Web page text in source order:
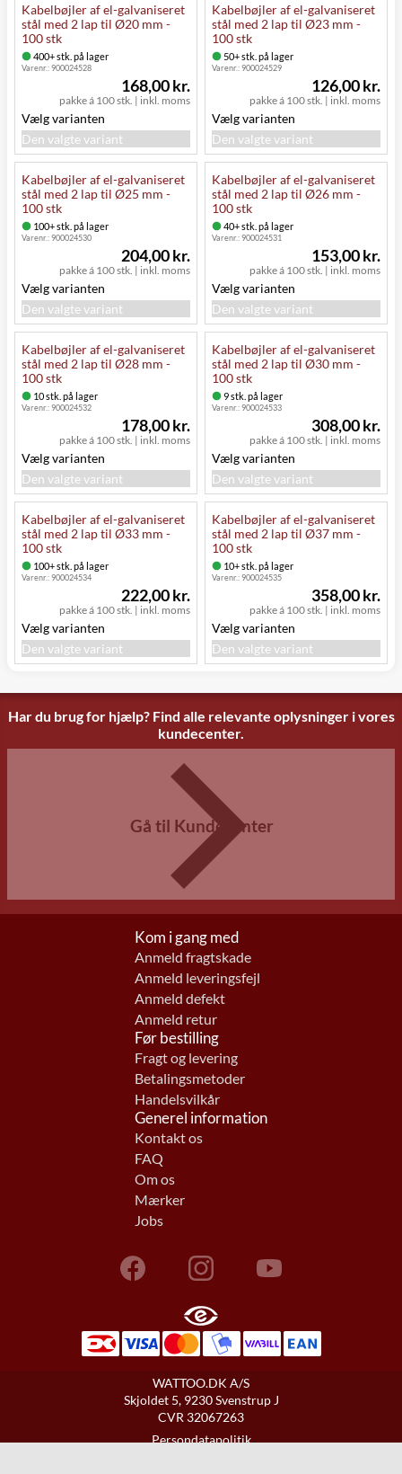
Kabelbøjler af el-galvaniseret
stål med 2 lap til Ø20 mm -
100 stk
400+ stk. på lager
Varenr.:900024528
pakke á 100 stk. | inkl. moms
168,00 kr.
Vælg varianten
Den valgte variant
Kabelbøjler af el-galvaniseret
stål med 2 lap til Ø23 mm -
100 stk
50+ stk. på lager
Varenr.:900024529
pakke á 100 stk. | inkl. moms
126,00 kr.
Vælg varianten
Den valgte variant
Kabelbøjler af el-galvaniseret
stål med 2 lap til Ø25 mm -
100 stk
100+ stk. på lager
Varenr.:900024530
pakke á 100 stk. | inkl. moms
204,00 kr.
Vælg varianten
Den valgte variant
Kabelbøjler af el-galvaniseret
stål med 2 lap til Ø26 mm -
100 stk
40+ stk. på lager
Varenr.:900024531
pakke á 100 stk. | inkl. moms
153,00 kr.
Vælg varianten
Den valgte variant
Kabelbøjler af el-galvaniseret
stål med 2 lap til Ø28 mm -
100 stk
10 stk. på lager
Varenr.:900024532
pakke á 100 stk. | inkl. moms
178,00 kr.
Vælg varianten
Den valgte variant
Kabelbøjler af el-galvaniseret
stål med 2 lap til Ø30 mm -
100 stk
9 stk. på lager
Varenr.:900024533
pakke á 100 stk. | inkl. moms
308,00 kr.
Vælg varianten
Den valgte variant
Kabelbøjler af el-galvaniseret
stål med 2 lap til Ø33 mm -
100 stk
100+ stk. på lager
Varenr.:900024534
pakke á 100 stk. | inkl. moms
222,00 kr.
Vælg varianten
Den valgte variant
Kabelbøjler af el-galvaniseret
stål med 2 lap til Ø37 mm -
100 stk
10+ stk. på lager
Varenr.:900024535
pakke á 100 stk. | inkl. moms
358,00 kr.
Vælg varianten
Den valgte variant
Har du brug for hjælp? Find alle relevante oplysninger i vores
kundecenter.
Gå til Kundecenter
Kom i gang med
Anmeld fragtskade
Anmeld leveringsfejl
Anmeld defekt
Anmeld retur
Før bestilling
Fragt og levering
Betalingsmetoder
Handelsvilkår
Generel information
Kontakt os
FAQ
Om os
Mærker
Jobs
WATTOO.DK A/S
Skjoldet 5, 9230 Svenstrup J
CVR 32067263
Persondatapolitik